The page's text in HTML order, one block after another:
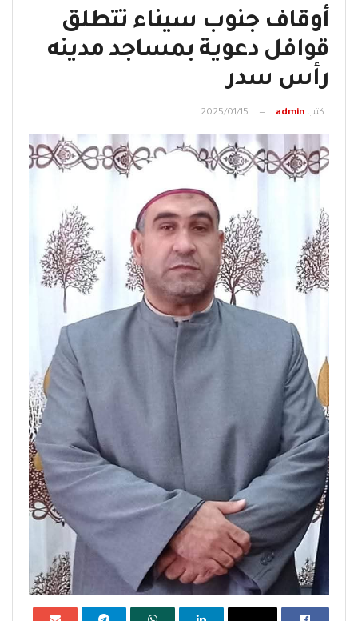
أوقاف جنوب سيناء تتطلق
قوافل دعوية بمساجد مدينه
رأس سدر
كتب admin
2025/01/15